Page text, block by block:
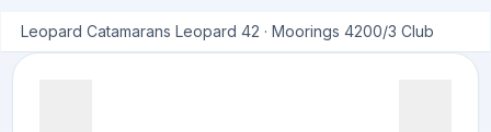
Leopard Catamarans Leopard 42 · Moorings 4200/3 Club